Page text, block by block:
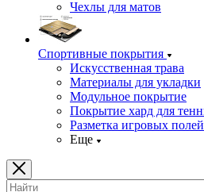
Чехлы для матов
Спортивные покрытия
Искусственная трава
Материалы для укладки
Модульное покрытие
Покрытие хард для
Разметка игровых полей
Еще